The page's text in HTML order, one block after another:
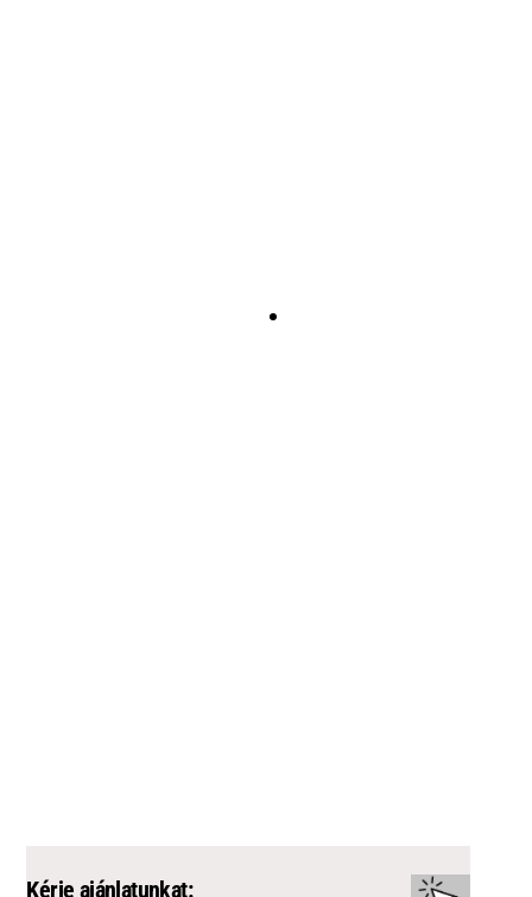
Kérje ajánlatunkat: